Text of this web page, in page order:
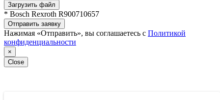
Загрузить файл
* Bosch Rexroth R900710657
Отправить заявку
Нажимая «Отправить», вы соглашаетесь с Политикой
конфиденциальности
×
Close